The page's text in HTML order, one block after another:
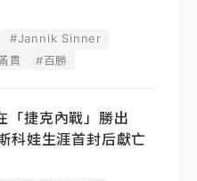
#Jannik Sinner
貫 #百勝
「捷克內戰」勝出
科娃生涯首封后獻亡